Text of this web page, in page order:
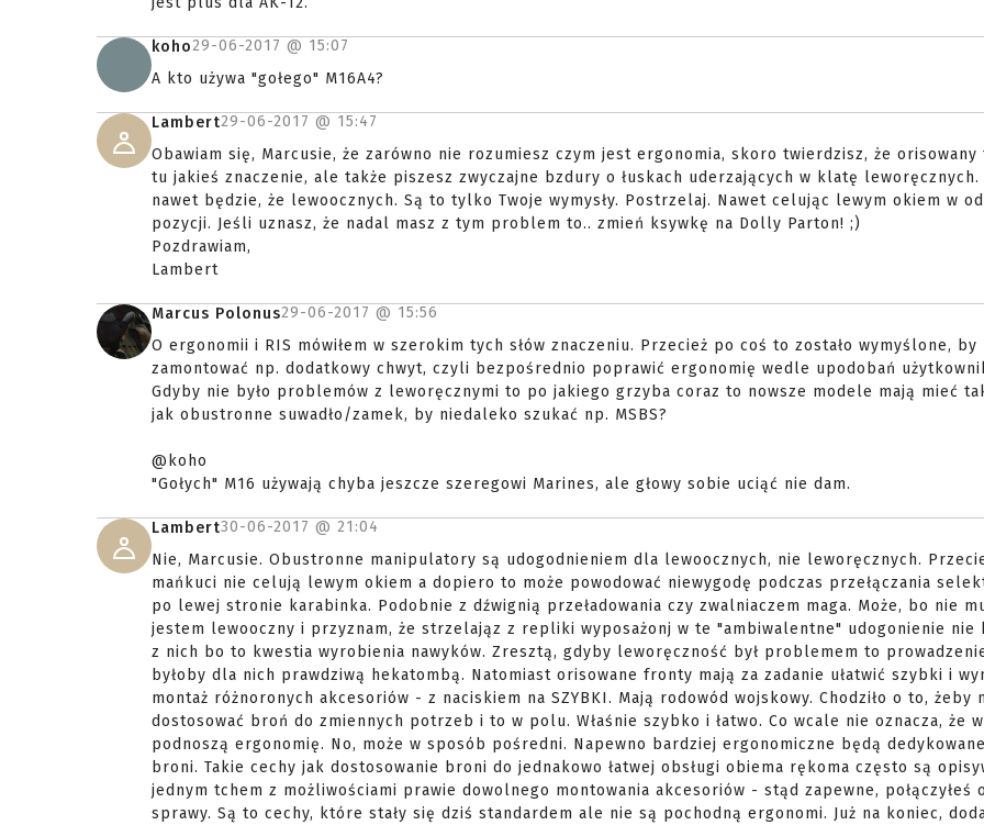
koho29-06-2017 @ 15:07
A kto używa "gołego" M16A4?
Lambert29-06-2017 @ 15:47
Obawiam się, Marcusie, że zarówno nie rozumiesz czym jest ergonomia, skoro twierdzisz, że
tu jakieś znaczenie, ale także piszesz zwyczajne bzdury o łuskach uderzających w klatę leworęcznych.
nawet będzie, że lewoocznych. Są to tylko Twoje wymysły. Postrzelaj. Nawet celując lewym okiem w
pozycji. Jeśli uznasz, że nadal masz z tym problem to.. zmień ksywkę na Dolly Parton! ;)
Pozdrawiam,
Lambert
Marcus Polonus29-06-2017 @ 15:56
O ergonomii i RIS mówiłem w szerokim tych słów znaczeniu. Przecież po coś to zostało wymyślone, by
zamontować np. dodatkowy chwyt, czyli bezpośrednio poprawić ergonomię wedle upodobań
Gdyby nie było problemów z leworęcznymi to po jakiego grzyba coraz to nowsze modele mają mieć
jak obustronne suwadło/zamek, by niedaleko szukać np. MSBS?
@koho
"Gołych" M16 używają chyba jeszcze szeregowi Marines, ale głowy sobie uciąć nie dam.
Lambert30-06-2017 @ 21:04
Nie, Marcusie. Obustronne manipulatory są udogodnieniem dla lewoocznych, nie leworęcznych.
mańkuci nie celują lewym okiem a dopiero to może powodować niewygodę podczas przełączania
po lewej stronie karabinka. Podobnie z dźwignią przeładowania czy zwalniaczem maga. Może, bo nie
jestem lewooczny i przyznam, że strzelająz z repliki wyposażonj w te "ambiwalentne" udogonienie nie
z nich bo to kwestia wyrobienia nawyków. Zresztą, gdyby leworęczność był problemem to
byłoby dla nich prawdziwą hekatombą. Natomiast orisowane fronty mają za zadanie ułatwić szybki i
montaż różnoronych akcesoriów - z naciskiem na SZYBKI. Mają rodowód wojskowy. Chodziło o to, żeby
dostosować broń do zmiennych potrzeb i to w polu. Właśnie szybko i łatwo. Co wcale nie oznacza, że
podnoszą ergonomię. No, może w sposób pośredni. Napewno bardziej ergonomiczne będą
broni. Takie cechy jak dostosowanie broni do jednakowo łatwej obsługi obiema rękoma często są
jednym tchem z możliwościami prawie dowolnego montowania akcesoriów - stąd zapewne, połączyłeś
sprawy. Są to cechy, które stały się dziś standardem ale nie są pochodną ergonomi. Już na koniec,